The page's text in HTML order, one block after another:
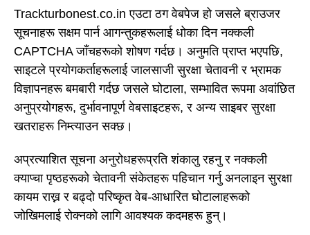
Trackturbonest.co.in एउटा ठग वेबपेज हो जसले ब्राउजर
सूचनाहरू सक्षम पार्न आगन्तुकहरूलाई धोका दिन नक्कली
CAPTCHA जाँचहरूको शोषण गर्दछ। अनुमति प्राप्त भएपछि,
साइटले प्रयोगकर्ताहरूलाई जालसाजी सुरक्षा चेतावनी र भ्रामक
विज्ञापनहरू बमबारी गर्दछ जसले घोटाला, सम्भावित रूपमा अवांछित
अनुप्रयोगहरू, दुर्भावनापूर्ण वेबसाइटहरू, र अन्य साइबर सुरक्षा
खतराहरू निम्त्याउन सक्छ।
अप्रत्याशित सूचना अनुरोधहरूप्रति शंकालु रहनु र नक्कली
क्याप्चा पृष्ठहरूको चेतावनी संकेतहरू पहिचान गर्नु अनलाइन सुरक्षा
कायम राख्न र बढ्दो परिष्कृत वेब-आधारित घोटालाहरूको
जोखिमलाई रोक्नको लागि आवश्यक कदमहरू हुन्।